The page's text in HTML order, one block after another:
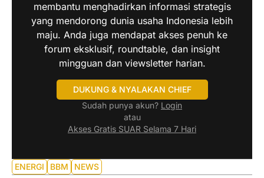
membantu menghadirkan informasi strategis
yang mendorong dunia usaha Indonesia lebih
maju. Anda juga mendapat akses penuh ke
forum eksklusif, roundtable, dan insight
mingguan dan viewsletter harian.
DUKUNG & NYALAKAN CHIEF
Sudah punya akun? Login
atau
Akses Gratis SUAR Selama 7 Hari
ENERGI BBM NEWS